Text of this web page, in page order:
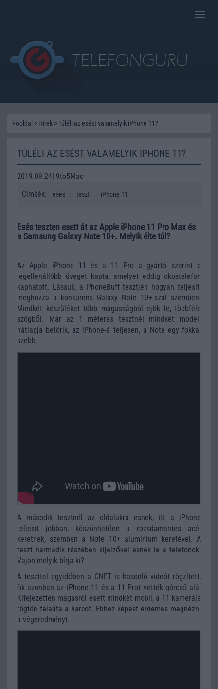
Toggle
Főoldal > Hírek >Túléli az esést valamelyik iPhone 11?
TÚLÉLI AZ ESÉST VALAMELYIK IPHONE 11?
2019.09.24| 9to5Mac
Címkék:
esés , teszt , iPhone 11
Esés teszten esett át az Apple iPhone 11 Pro Max és
a Samsung Galaxy Note 10+. Melyik élte túl?
AzApple iPhone 11 és a 11 Pro a gyártó szerint a
legellenállóbb üveget kapta, amelyet eddig okostelefon
kaphatott. Lássuk, a PhoneBuff tesztjén hogyan teljesít,
méghozzá a konkurens Galaxy Note 10+-szal szemben.
Mindkét készüléket több magasságból ejtik le, többféle
szögből. Már az 1 méteres tesztnél mindkét modell
hátlapja betörik, az iPhone-é teljesen, a Note egy fokkal
szebb.
A második tesztnél az oldalukra esnek, itt a iPhone
teljesít jobban, köszönhetően a rozsdamentes acél
keretnek, szemben a Note 10+ alumínium keretével. A
teszt harmadik részében kijelzővel esnek le a telefonok.
Vajon melyik bírja ki?
A teszttel egyidőben a CNET is hasonló videót rögzített,
ők azonban az iPhone 11 és a 11 Prot vették górcső alá.
Kifejezetten magasról esett mindkét mobil, a 11 kamerája
rögtön feladta a harcot. Ehhez képest érdemes megnézni
a végeredményt.